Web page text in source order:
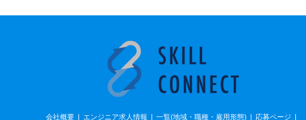
会社概要 エンジニア求人情報 一覧(地域・職種・雇用形態) 応募ページ